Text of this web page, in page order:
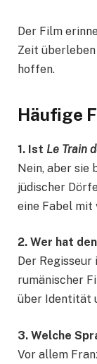
Der Film
Zeit überleben
hoffen.
Häufige
1. Ist Le Train
Nein, aber sie
jüdischer
eine Fabel mit
2. Wer hat
Der Regisseur
rumänischer
über Identität
3. Welche
Vor allem